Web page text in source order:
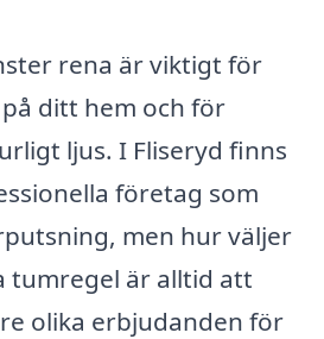
rena är viktigt för
ditt hem och för
ljus. I Fliseryd finns
företag som
men hur väljer
tumregel är alltid att
olika erbjudanden för